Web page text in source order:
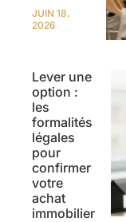
JUIN 18,
2026
Lever une
option :
les
formalités
légales
pour
confirmer
votre
achat
immobilier